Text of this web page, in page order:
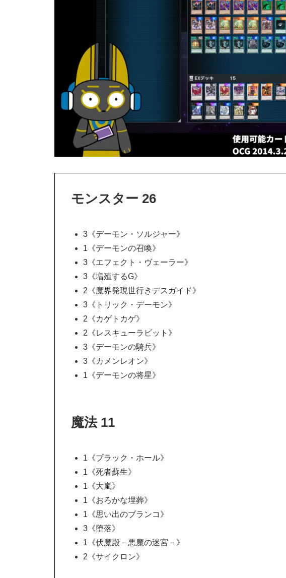
モンスター 26
3《デーモン・ソルジャー》
1《デーモンの召喚》
3《エフェクト・ヴェーラー》
3《増殖するG》
2《魔界発現世行きデスガイド》
3《トリック・デーモン》
2《カゲトカゲ》
2《レスキューラビット》
3《デーモンの騎兵》
3《カメンレオン》
1《デーモンの将星》
魔法 11
1《ブラック・ホール》
1《死者蘇生》
1《大嵐》
1《おろかな埋葬》
1《思い出のブランコ》
3《堕落》
1《伏魔殿－悪魔の迷宮－》
2《サイクロン》